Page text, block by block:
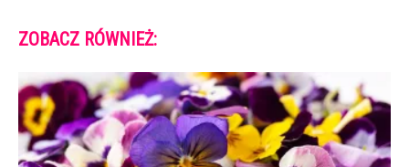
ZOBACZ RÓWNIEŻ: